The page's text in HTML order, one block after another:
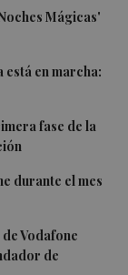
Mágicas'
en marcha:
fase de la
durante el mes
Vodafone
de